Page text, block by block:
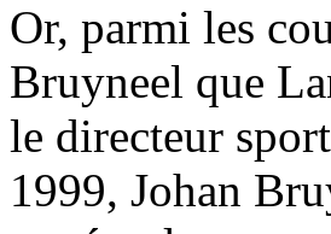
Or, parmi les
Bruyneel que
le directeur
1999, Johan